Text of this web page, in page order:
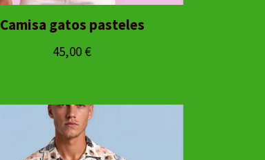
Camisa gatos pasteles
45,00 €